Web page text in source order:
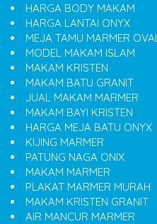
HARGA BODY MAKAM
HARGA LANTAI ONYX
MEJA TAMU MARMER OVAL
MODEL MAKAM ISLAM
MAKAM KRISTEN
MAKAM BATU GRANIT
JUAL MAKAM MARMER
MAKAM BAYI KRISTEN
HARGA MEJA BATU ONYX
KIJING MARMER
PATUNG NAGA ONIX
MAKAM MARMER
PLAKAT MARMER MURAH
MAKAM KRISTEN GRANIT
AIR MANCUR MARMER